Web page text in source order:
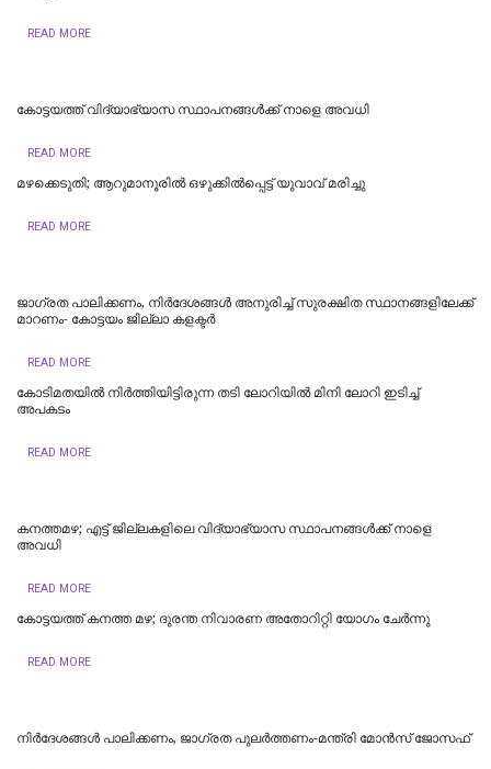
READ MORE
കോട്ടയത്ത് വിദ്യാഭ്യാസ സ്ഥാപനങ്ങൾക്ക് നാളെ അവധി
READ MORE
മഴക്കെടുതി; ആറുമാനൂരിൽ ഒഴുക്കില്‍പ്പെട്ട് യുവാവ് മരിച്ചു
READ MORE
ജാഗ്രത പാലിക്കണം, നിര്‍ദേശങ്ങള്‍ അനുരിച്ച് സുരക്ഷിത സ്ഥാനങ്ങളിലേക്ക്
മാറണം- കോട്ടയം ജില്ലാ കളക്ടര്‍
READ MORE
കോടിമതയിൽ നിർത്തിയിട്ടിരുന്ന തടി ലോറിയിൽ മിനി ലോറി ഇടിച്ച്
അപകടം
READ MORE
കനത്തമഴ; എട്ട് ജില്ലകളിലെ വിദ്യാഭ്യാസ സ്ഥാപനങ്ങൾക്ക് നാളെ
അവധി
READ MORE
കോട്ടയത്ത് കനത്ത മഴ; ദുരന്ത നിവാരണ അതോറിറ്റി യോഗം ചേർന്നു
READ MORE
നിർദേശങ്ങൾ പാലിക്കണം, ജാഗ്രത പുലർത്തണം-മന്ത്രി മോൻസ് ജോസഫ്